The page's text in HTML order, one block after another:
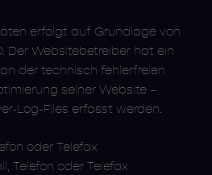
erfolgt auf Grundlage von
Der Websitebetreiber hat ein
der technisch fehlerfreien
seiner Website –
Log-Files erfasst werden.
oder Telefax
Telefon oder Telefax